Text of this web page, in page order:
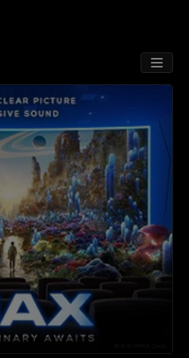
TOGGLE NAVIGATION